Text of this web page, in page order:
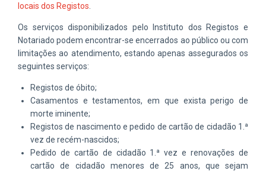
locais dos Registos
Os serviços disponibilizados pelo Instituto dos Registos e
Notariado podem encontrar-se encerrados ao público ou com
limitações ao atendimento, estando apenas assegurados os
seguintes serviços:
Registos de óbito;
Casamentos e testamentos, em que exista perigo de
morte iminente;
Registos de nascimento e pedido de cartão de cidadão 1.ª
vez de recém-nascidos;
Pedido de cartão de cidadão 1.ª vez e renovações de
cartão de cidadão menores de 25 anos, que sejam